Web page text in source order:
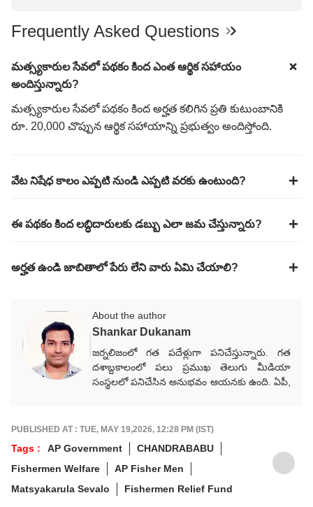
Frequently Asked Questions
మత్స్యకారుల సేవలో పథకం కింద ఎంత ఆర్థిక సహాయం
అందిస్తున్నారు?
మత్స్యకారుల సేవలో పథకం కింద అర్హత కలిగిన ప్రతి కుటుంబానికి
రూ. 20,000 చొప్పున ఆర్థిక సహాయాన్ని ప్రభుత్వం అందిస్తోంది.
వేట నిషేధ కాలం ఎప్పటి నుండి ఎప్పటి వరకు ఉంటుంది?
ఈ పథకం కింద లబ్ధిదారులకు డబ్బు ఎలా జమ చేస్తున్నారు?
అర్హత ఉండి జాబితాలో పేరు లేని వారు ఏమి చేయాలి?
About the author
Shankar Dukanam
జర్నలిజంలో గత పదేళ్లుగా పనిచేస్తున్నారు. గత
దశాబ్దకాలంలో పలు ప్రముఖ తెలుగు మీడియా
సంస్థలలో పనిచేసిన అనుభవం ఆయనకు ఉంది. ఏపీ,
గ్రాడ్యుయేషన్ పూర్తయ్యాక జర్నలిజం కోర్సు పూర్తిచేసి
కెరీర్‌గా ఎంచుకున్నారు. నేషనల్ మీడియాకు చెందిన
పలు తెలుగు మీడియా సంస్థలలో సీనియర్ కంటెంట్
రైటర్‌గా సేవలు అందించారు. జర్నలిజంలో వందేళ్లకు
పైగా చరిత్ర ఉన్న ఆనంద్ బజార్ పత్రిక నెట్‌వర్క్ (ABP
Network)కు చెందిన తెలుగు డిజిటల్ మీడియా
PUBLISHED AT : TUE, MAY 19,2026, 12:28 PM (IST)
Tags : AP Government
CHANDRABABU
Fishermen Welfare
AP Fisher Men
Matsyakarula Sevalo
Fishermen Relief Fund